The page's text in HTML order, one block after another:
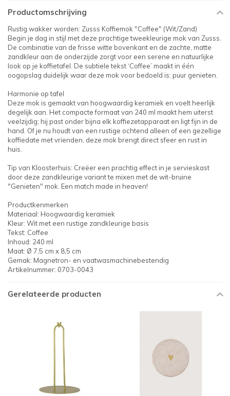
Productomschrijving
Rustig wakker worden: Zusss Koffiemok "Coffee" (Wit/Zand)
Begin je dag in stijl met deze prachtige tweekleurige mok van Zusss.
De combinatie van de frisse witte bovenkant en de zachte, matte
zandkleur aan de onderzijde zorgt voor een serene en natuurlijke
look op je koffietafel. De subtiele tekst ‘Coffee’ maakt in één
oogopslag duidelijk waar deze mok voor bedoeld is: puur genieten.
Harmonie op tafel
Deze mok is gemaakt van hoogwaardig keramiek en voelt heerlijk
degelijk aan. Het compacte formaat van 240 ml maakt hem uiterst
veelzijdig; hij past onder bijna elk koffiezetapparaat en ligt fijn in de
hand. Of je nu houdt van een rustige ochtend alleen of een gezellige
koffiedate met vrienden, deze mok brengt direct sfeer en rust in
huis.
Tip van Kloosterhuis: Creëer een prachtig effect in je servieskast
door deze zandkleurige variant te mixen met de wit-bruine
"Genieten" mok. Een match made in heaven!
Productkenmerken
Materiaal: Hoogwaardig keramiek
Kleur: Wit met een rustige zandkleurige basis
Tekst: Coffee
Inhoud: 240 ml
Maat: Ø 7,5 cm x 8,5 cm
Gemak: Magnetron- en vaatwasmachinebestendig
Artikelnummer: 0703-0043
Gerelateerde producten